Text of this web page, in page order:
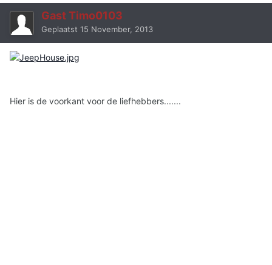
Gast Timo0103
Geplaatst 15 November, 2013
Hier is de voorkant voor de liefhebbers.......